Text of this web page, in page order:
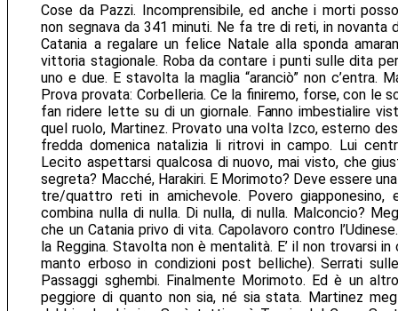
Cose da Pazzi. Incomprensibile, ed anche i morti
non segnava da 341 minuti. Ne fa tre di reti, in novanta
Catania a regalare un felice Natale alla sponda
vittoria stagionale. Roba da contare i punti sulle dita
uno e due. E stavolta la maglia “aranciò” non c’entra.
Prova provata: Corbelleria. Ce la finiremo, forse, con le
fan ridere lette su di un giornale. Fanno imbestialire
quel ruolo, Martinez. Provato una volta Izco, esterno
fredda domenica natalizia li ritrovi in campo. Lui
Lecito aspettarsi qualcosa di nuovo, mai visto, che
segreta? Macché, Harakiri. E Morimoto? Deve essere
tre/quattro reti in amichevole. Povero giapponesino,
combina nulla di nulla. Di nulla, di nulla. Malconcio?
che un Catania privo di vita. Capolavoro contro
la Reggina. Stavolta non è mentalità. E’ il non trovarsi
manto erboso in condizioni post belliche). Serrati
Passaggi sghembi. Finalmente Morimoto. Ed è un
peggiore di quanto non sia, né sia stata. Martinez